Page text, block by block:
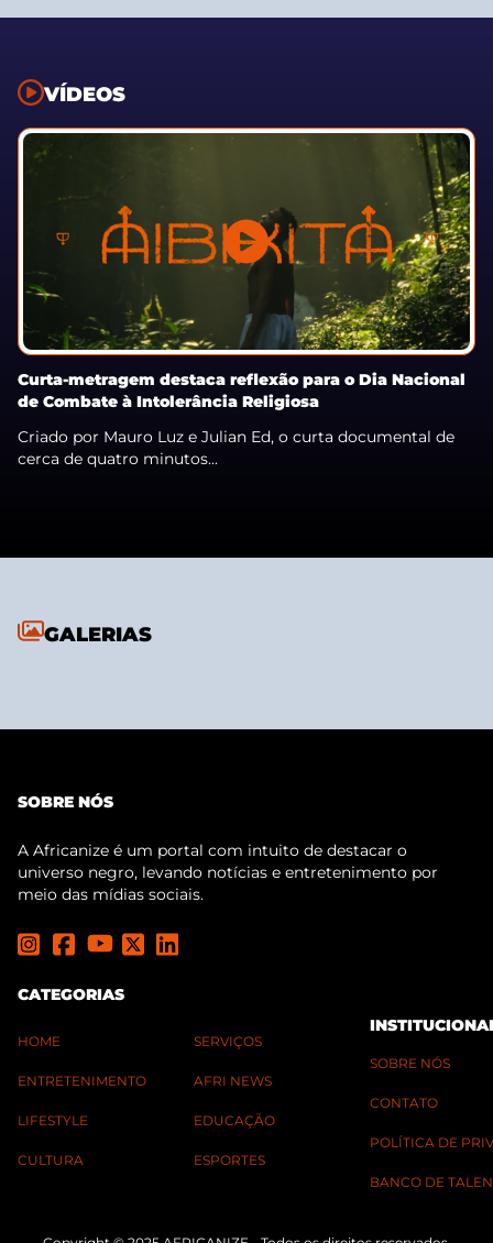
VÍDEOS
Curta-metragem destaca reflexão para o Dia Nacional
de Combate à Intolerância Religiosa
Criado por Mauro Luz e Julian Ed, o curta documental de
cerca de quatro minutos...
GALERIAS
SOBRE NÓS
A Africanize é um portal com intuito de destacar o
universo negro, levando notícias e entretenimento por
meio das mídias sociais.
CATEGORIAS
HOME
ENTRETENIMENTO
LIFESTYLE
CULTURA
SERVIÇOS
AFRI NEWS
EDUCAÇÃO
ESPORTES
SOBRE NÓS
CONTATO
POLÍTICA DE
BANCO DE